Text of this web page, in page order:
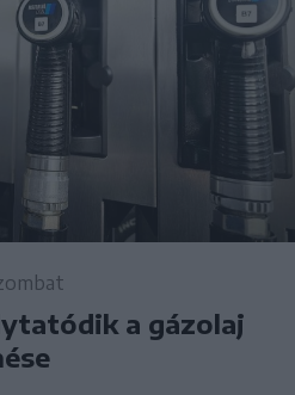
a gázolaj